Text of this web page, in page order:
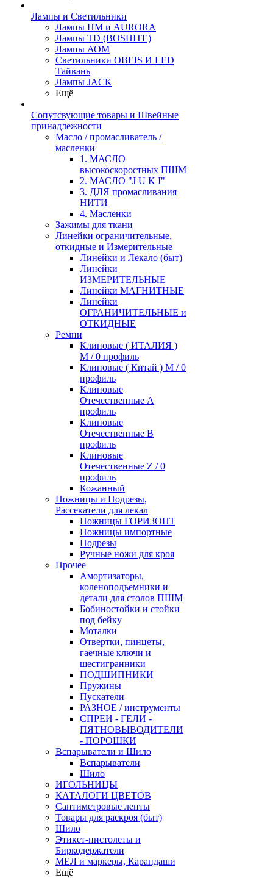
Лампы и Светильники
Лампы HM и AURORA
Лампы TD (BOSHITE)
Лампы АОМ
Светильники OBEIS И LED
Тайвань
Лампы JACK
Ещё
Сопутсвующие товары и Швейные
принадлежности
Масло / промасливатель /
масленки
1. МАСЛО
высокоскоростных ПШМ
2. МАСЛО "J U K I"
3. ДЛЯ промасливания
НИТИ
4. Масленки
Зажимы для ткани
Линейки ограничительные,
откидные и Измерительные
Линейки и Лекало (быт)
Линейки
ИЗМЕРИТЕЛЬНЫЕ
Линейки МАГНИТНЫЕ
Линейки
ОГРАНИЧИТЕЛЬНЫЕ и
ОТКИДНЫЕ
Ремни
Клиновые ( ИТАЛИЯ )
М / 0 профиль
Клиновые ( Китай ) М / 0
профиль
Клиновые
Отечественные А
профиль
Клиновые
Отечественные В
профиль
Клиновые
Отечественные Z / 0
профиль
Кожанный
Ножницы и Подрезы,
Рассекатели для лекал
Ножницы ГОРИЗОНТ
Ножницы импортные
Подрезы
Ручные ножи для кроя
Прочее
Амортизаторы,
коленоподъемники и
детали для столов ПШМ
Бобиностойки и стойки
под бейку
Моталки
Отвертки, пинцеты,
гаечные ключи и
шестигранники
ПОДШИПНИКИ
Пружины
Пускатели
РАЗНОЕ / инструменты
СПРЕИ - ГЕЛИ -
ПЯТНОВЫВОДИТЕЛИ
- ПОРОШКИ
Вспарыватели и Шило
Вспарыватели
Шило
ИГОЛЬНИЦЫ
КАТАЛОГИ ЦВЕТОВ
Сантиметровые ленты
Товары для раскроя (быт)
Шило
Этикет-пистолеты и
Биркодержатели
МЕЛ и маркеры, Карандаши
Ещё